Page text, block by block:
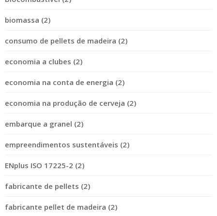
biomassa (2)
consumo de pellets de madeira (2)
economia a clubes (2)
economia na conta de energia (2)
economia na produção de cerveja (2)
embarque a granel (2)
empreendimentos sustentáveis (2)
ENplus ISO 17225-2 (2)
fabricante de pellets (2)
fabricante pellet de madeira (2)